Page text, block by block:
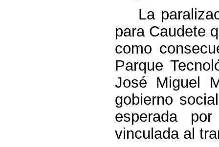
La
para Caudete
como
Parque
José Miguel
gobierno
esperada
vinculada al